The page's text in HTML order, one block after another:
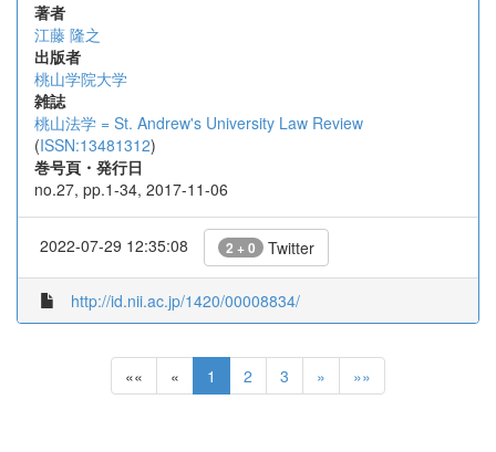
著者
江藤 隆之
出版者
桃山学院大学
雑誌
桃山法学 = St. Andrew's University Law Review
(ISSN:13481312)
巻号頁・発行日
no.27, pp.1-34, 2017-11-06
2022-07-29 12:35:08 2 + 0 Twitter
http://id.nii.ac.jp/1420/00008834/
«« « 1 2 3 » »»